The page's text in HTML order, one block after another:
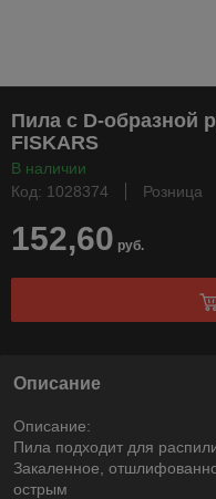
Пила с D-образной
FISKARS
В наличии
Код: 1028374
Розница
152,60 руб.
Описание
Описание:
Пила подходит для
Закаленное,
острым